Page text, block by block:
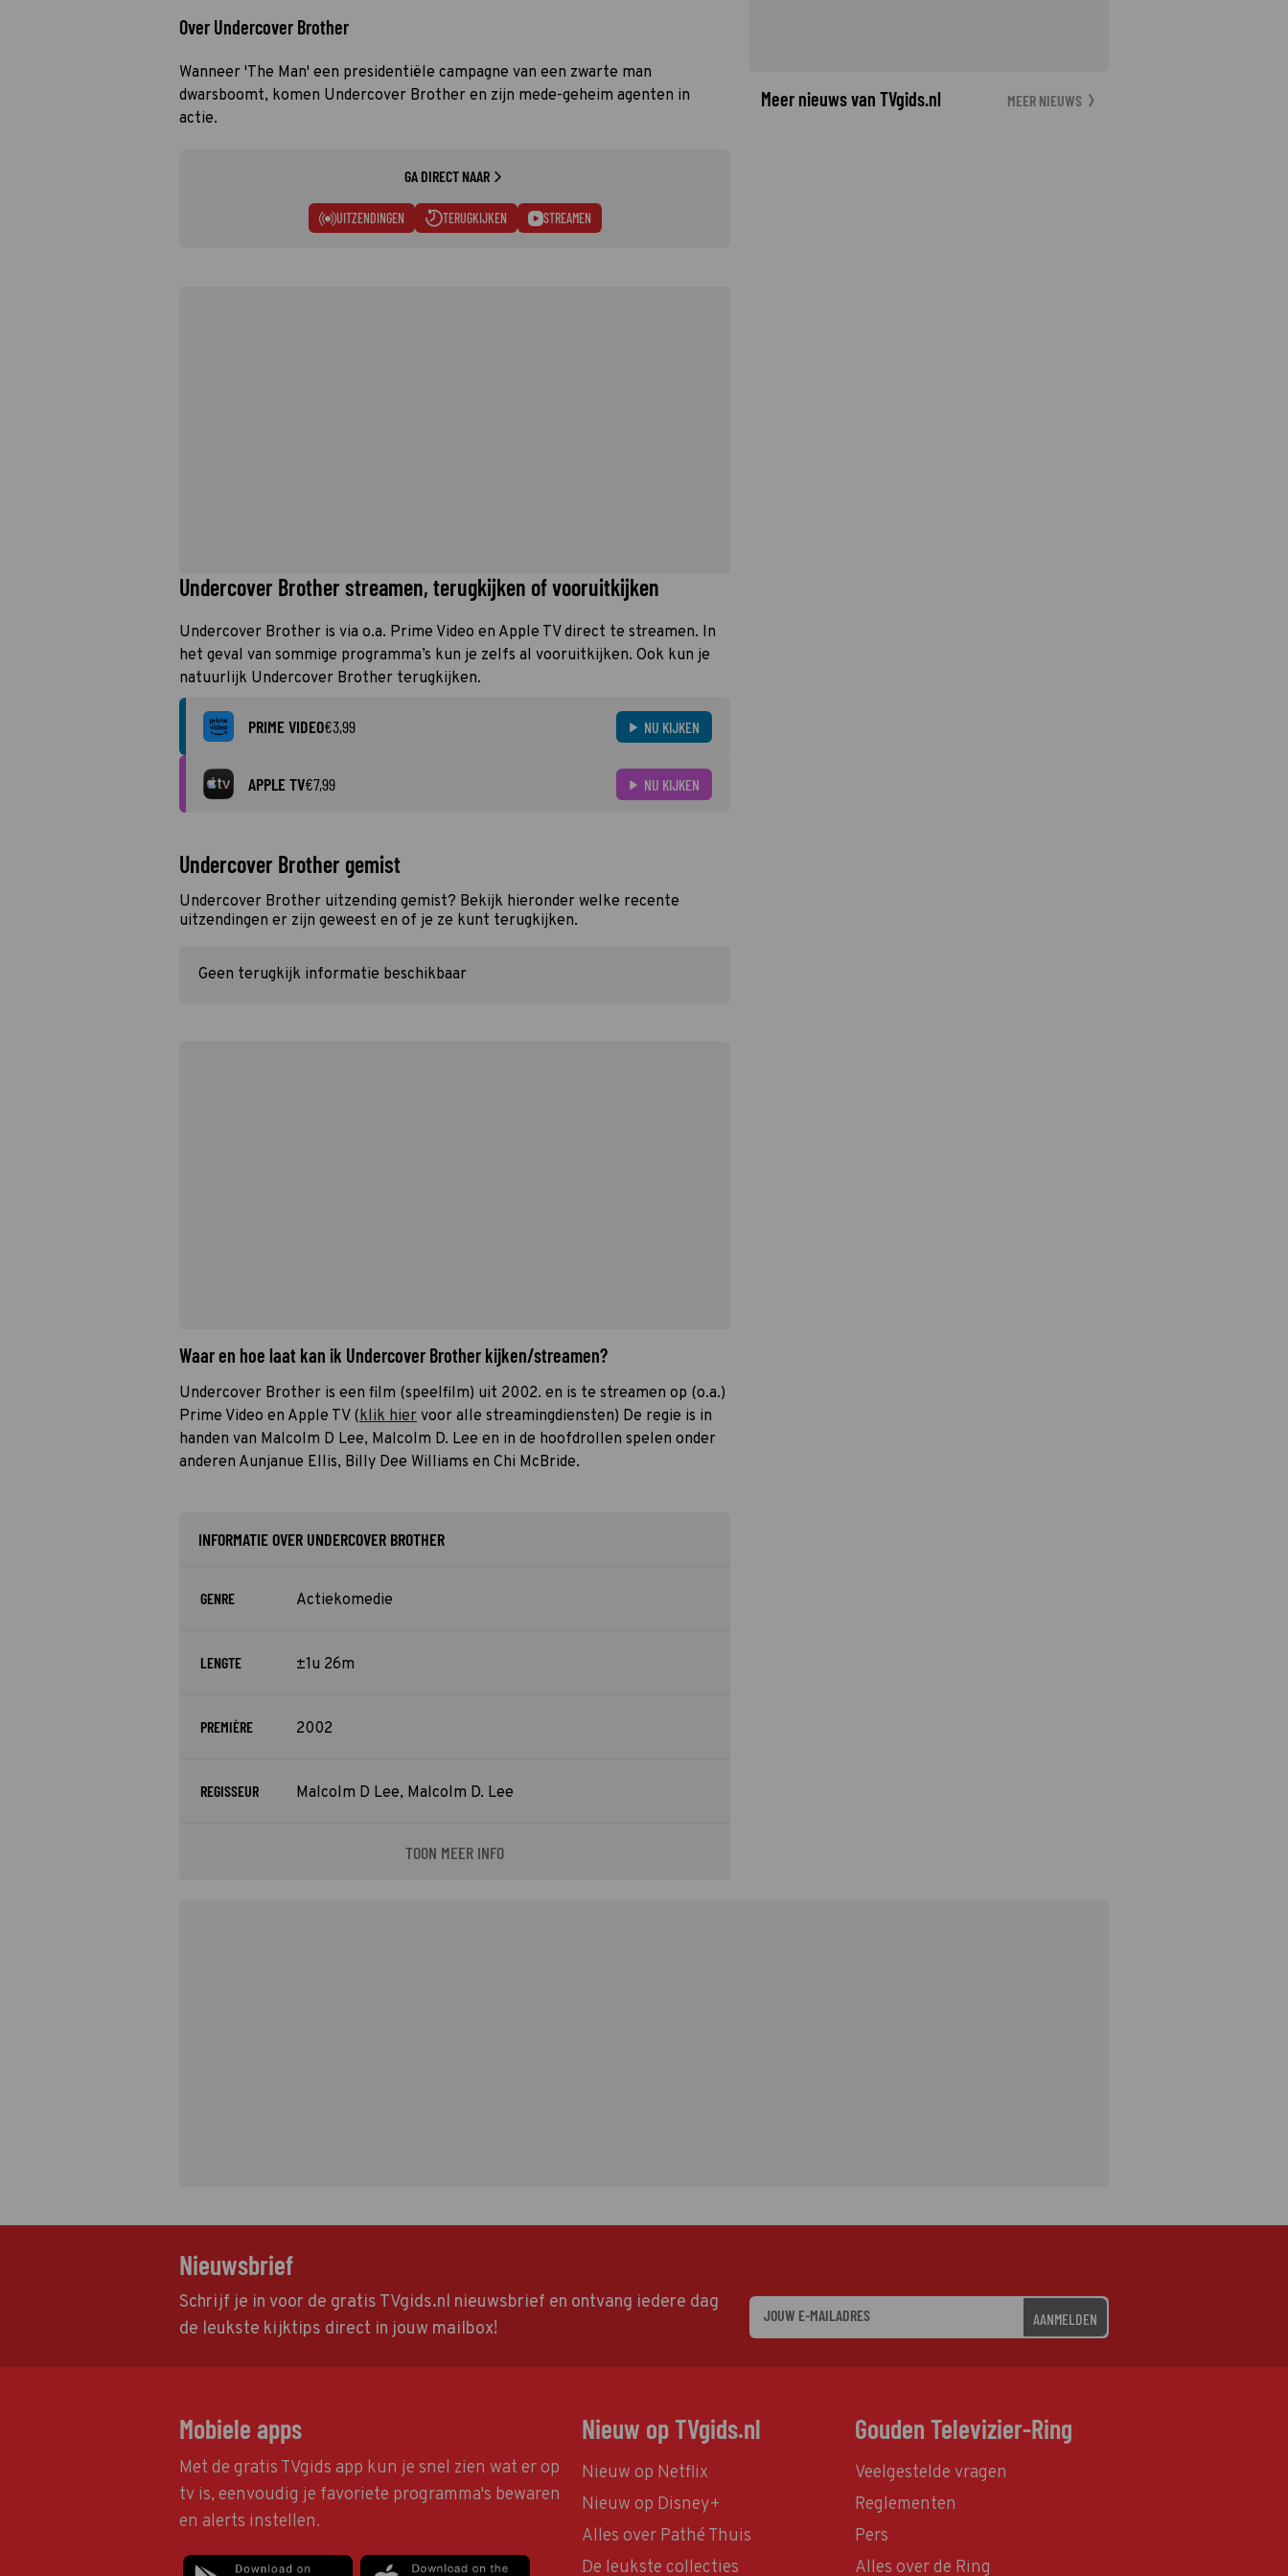
Over Undercover Brother
Wanneer 'The Man' een presidentiële campagne van een zwarte man
dwarsboomt, komen Undercover Brother en zijn mede-geheim agenten in
actie.
GA DIRECT NAAR
UITZENDINGEN TERUGKIJKEN STREAMEN
Undercover Brother streamen, terugkijken of vooruitkijken
Undercover Brother is via o.a. Prime Video en Apple TV direct te streamen. In
het geval van sommige programma’s kun je zelfs al vooruitkijken. Ook kun je
natuurlijk Undercover Brother terugkijken.
PRIME VIDEO€3,99 NU KIJKEN
APPLE TV€7,99 NU KIJKEN
Undercover Brother gemist
Undercover Brother uitzending gemist? Bekijk hieronder welke recente
uitzendingen er zijn geweest en of je ze kunt terugkijken.
Geen terugkijk informatie beschikbaar
Waar en hoe laat kan ik Undercover Brother kijken/streamen?
Undercover Brother is een film (speelfilm) uit 2002. en is te streamen op (o.a.)
Prime Video en Apple TV (klik hier voor alle streamingdiensten) De regie is in
handen van Malcolm D Lee, Malcolm D. Lee en in de hoofdrollen spelen onder
anderen Aunjanue Ellis, Billy Dee Williams en Chi McBride.
INFORMATIE OVER UNDERCOVER BROTHER
GENRE Actiekomedie
LENGTE ±1u 26m
PREMIÈRE 2002
REGISSEUR Malcolm D Lee, Malcolm D. Lee
TOON MEER INFO
Meer nieuws van TVgids.nl MEER NIEUWS
Nieuwsbrief
Schrijf je in voor de gratis TVgids.nl nieuwsbrief en ontvang iedere dag
de leukste kijktips direct in jouw mailbox!
AANMELDEN
Mobiele apps
Met de gratis TVgids app kun je snel zien wat er op
tv is, eenvoudig je favoriete programma's bewaren
en alerts instellen.
Nieuw op TVgids.nl
Nieuw op Netflix
Nieuw op Disney+
Alles over Pathé Thuis
De leukste collecties
Gouden Televizier-Ring
Veelgestelde vragen
Reglementen
Pers
Alles over de Ring